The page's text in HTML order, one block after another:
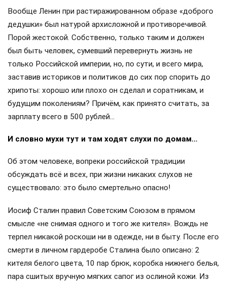
Вообще Ленин при растиражированном образе «доброго
дедушки» был натурой архисложной и противоречивой.
Порой жестокой. Собственно, только таким и должен
был быть человек, сумевший перевернуть жизнь не
только Российской империи, но, по сути, и всего мира,
заставив историков и политиков до сих пор спорить до
хрипоты: хорошо или плохо он сделал и соратникам, и
будущим поколениям? Причём, как принято считать, за
зарплату всего в 500 рублей…
И словно мухи тут и там ходят слухи по домам…
Об этом человеке, вопреки российской традиции
обсуждать всё и всех, при жизни никаких слухов не
существовало: это было смертельно опасно!
Иосиф Сталин правил Советским Союзом в прямом
смысле «не снимая одного и того же кителя». Вождь не
терпел никакой роскоши ни в одежде, ни в быту. После его
смерти в личном гардеробе Сталина было описано: 2
кителя белого цвета, 10 пар брюк, коробка нижнего белья,
пара сшитых вручную мягких сапог из ослиной кожи. Из